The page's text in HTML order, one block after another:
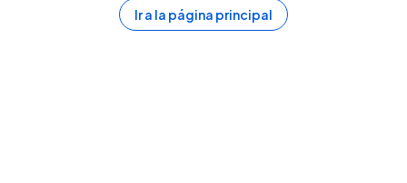
Ir a la página principal